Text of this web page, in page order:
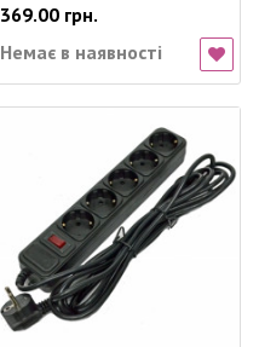
369.00 грн.
Немає в наявності